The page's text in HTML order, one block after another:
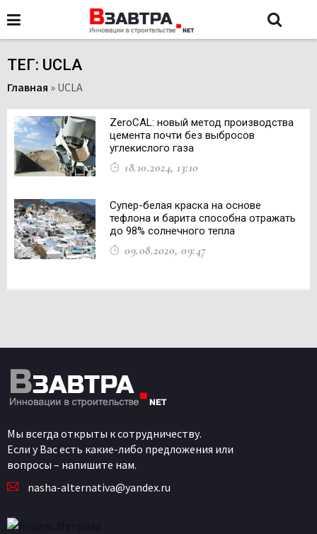
ТЕГ: UCLA
Главная » UCLA
ZeroCAL: новый метод производства
цемента почти без выбросов
углекислого газа
18.10.2024, 13:10
Супер-белая краска на основе
тефлона и барита способна отражать
до 98% солнечного тепла
09.08.2020, 09:47
Мы всегда открыты к сотрудничеству.
Если у Вас есть какие-либо предложения или
вопросы – напишите нам.
nasha-alternativa@yandex.ru